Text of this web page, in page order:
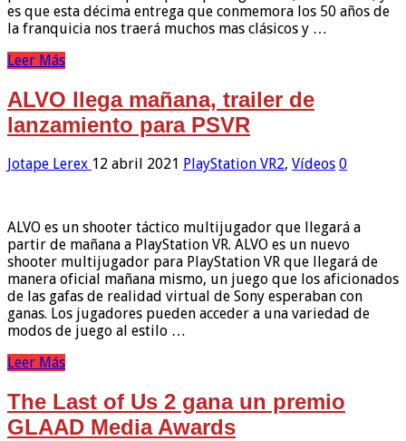
es que esta décima entrega que conmemora los 50 años de
la franquicia nos traerá muchos mas clásicos y …
Leer Más
ALVO llega mañana, trailer de
lanzamiento para PSVR
Jotape Lerex 12 abril 2021 PlayStation VR2, Vídeos 0
ALVO es un shooter táctico multijugador que llegará a
partir de mañana a PlayStation VR. ALVO es un nuevo
shooter multijugador para PlayStation VR que llegará de
manera oficial mañana mismo, un juego que los aficionados
de las gafas de realidad virtual de Sony esperaban con
ganas. Los jugadores pueden acceder a una variedad de
modos de juego al estilo …
Leer Más
The Last of Us 2 gana un premio
GLAAD Media Awards